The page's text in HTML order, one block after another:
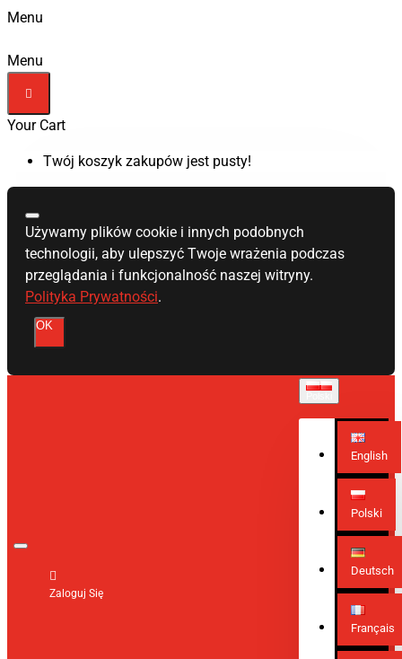
Menu
Menu
Your Cart
Twój koszyk zakupów jest pusty!
Używamy plików cookie i innych podobnych
technologii, aby ulepszyć Twoje wrażenia podczas
przeglądania i funkcjonalność naszej witryny.
Polityka Prywatności.
OK
Zaloguj Się
English
Polski
Deutsch
Français